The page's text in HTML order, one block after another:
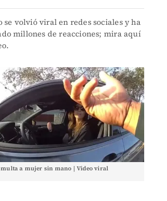
se volvió viral en redes sociales y ha
millones de reacciones; mira aquí
a mujer sin mano | Video viral